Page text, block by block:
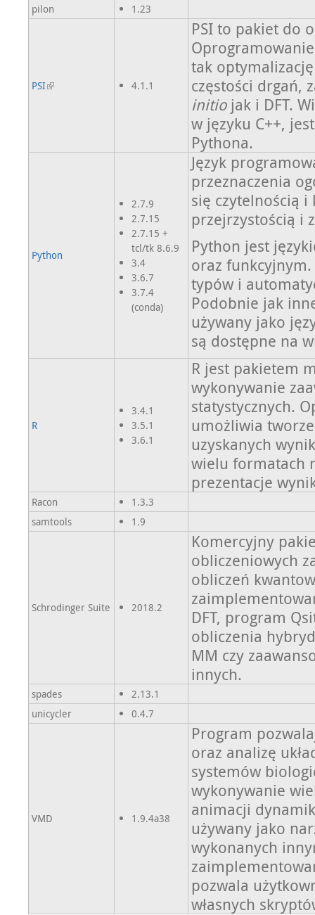
pilon 1.23
PSI 4.1.1
PSI to pakiet do
tak
częstości drgań,
initiojak i DFT.
w języku C++,
Pythona.
Python
2.7.9
2.7.15
2.7.15 +
tcl/tk 8.6.9
3.4
3.6.7
3.7.4
(conda)
Język
przeznaczenia
się czytelnością i
przejrzystością i
Python jest
oraz
typów i
Podobnie jak
używany jako
są dostępne na
R
3.4.1
3.5.1
3.6.1
R jest pakietem
wykonywanie
statystycznych.
umożliwia
uzyskanych
wielu formatach
prezentacje
Racon
1.3.3
samtools
1.9
Schrodinger Suite 2018.2
Komercyjny
obliczeniowych
obliczeń
DFT, program
obliczenia
MM czy
innych.
spades
2.13.1
unicycler
0.4.7
VMD 1.9.4a38
Program
oraz analizę
systemów
wykonywanie
animacji
używany jako
wykonanych
pozwala
własnych